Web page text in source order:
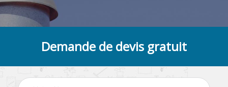
Demande de devis gratuit